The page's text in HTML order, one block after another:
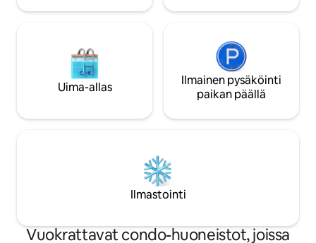
päässä talosta ja polkupyöränvuokraus
Parivuode (180*200) . LCD-TV . WIFI .
Yksityinen kylpyhuone laguuninäkymällä
Puhun sujuvaa espanjaa, englantia ja
portugalia (äidinkieli). Kerrothan minulle
kysyttävää! Toivotan sinut tervetulleeksi
Uima-allas
Ilmainen pysäköinti
paikan päällä
Ilmastointi
Vuokrattavat condo-huoneistot, joissa